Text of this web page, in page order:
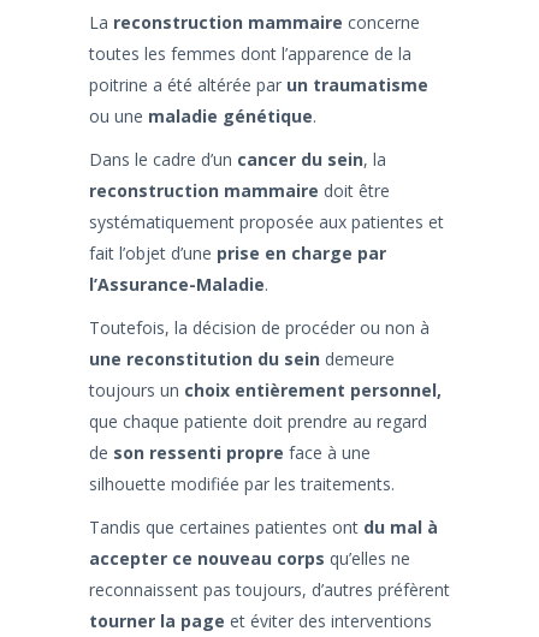
La reconstruction mammaire concerne
toutes les femmes dont l’apparence de la
poitrine a été altérée par un traumatisme
ou une maladie génétique.
Dans le cadre d’un cancer du sein, la
reconstruction mammaire doit être
systématiquement proposée aux patientes et
fait l’objet d’une prise en charge par
l’Assurance-Maladie.
Toutefois, la décision de procéder ou non à
une reconstitution du sein demeure
toujours un choix entièrement personnel,
que chaque patiente doit prendre au regard
de son ressenti propre face à une
silhouette modifiée par les traitements.
Tandis que certaines patientes ont du mal à
accepter ce nouveau corps qu’elles ne
reconnaissent pas toujours, d’autres préfèrent
tourner la page et éviter des interventions